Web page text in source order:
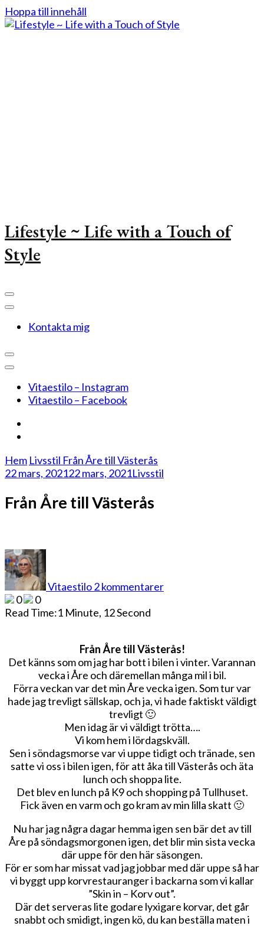
Hoppa till innehåll
Lifestyle ~ Life with a Touch of
Style
Kontakta mig
Vitaestilo – Instagram
Vitaestilo – Facebook
Hem Livsstil Från Åre till Västerås
22 mars, 202122 mars, 2021Livsstil
Från Åre till Västerås
Vitaestilo2 kommentarer
till
0
0
Read Time:1 Minute, 12 Second
Från Åre till Västerås!
Det känns som om jag har bott i bilen i vinter. Varannan
vecka i Åre och däremellan många mil i bil.
Förra veckan var det min Åre vecka igen. Som tur var
hade jag trevligt sällskap, och ja, vi hade faktiskt väldigt
trevligt 🙂
Men idag är vi väldigt trötta….
Vi kom hem i lördagskväll.
Sen i söndagsmorse var vi uppe tidigt och tränade, sen
satte vi oss i bilen igen, för att åka till Västerås och äta
lunch och shoppa lite.
Det blev en lunch på K9 och shopping på Tullhuset.
Fick även en varm och go kram av min lilla skatt 🙂
Nu har jag några dagar hemma igen sen bär det av till
Åre på söndagsmorgonen igen, det blir min sista vecka
där uppe för den här säsongen.
För er som har missat vad jag jobbar med där uppe så har
vi byggt upp korvrestauranger i backarna som vi kallar
”Skin in – Korv out”.
Där det serveras lite godare lyxigare korvar, det går
snabbt och smidigt, ingen kö, du kan beställa maten i